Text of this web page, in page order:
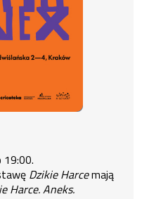
19:00.
Dzikie Harcemają
Harce. Aneks.